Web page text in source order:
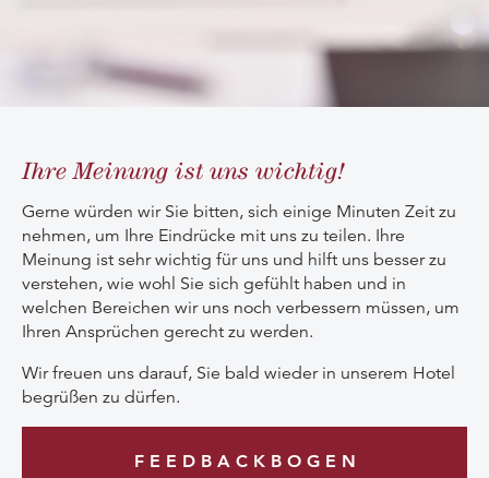
Ihre Meinung ist uns wichtig!
Gerne würden wir Sie bitten, sich einige Minuten Zeit zu
nehmen, um Ihre Eindrücke mit uns zu teilen. Ihre
Meinung ist sehr wichtig für uns und hilft uns besser zu
verstehen, wie wohl Sie sich gefühlt haben und in
welchen Bereichen wir uns noch verbessern müssen, um
Ihren Ansprüchen gerecht zu werden.
Wir freuen uns darauf, Sie bald wieder in unserem Hotel
begrüßen zu dürfen.
F E E D B A C K B O G E N